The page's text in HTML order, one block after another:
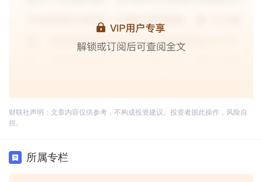
财联社声明：文章内容仅供参考，不构成投资建议。投资者据此操作，风险自
担。
所属专栏